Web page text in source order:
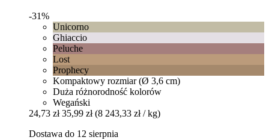
-31%
Unicorno
Ghiaccio
Peluche
Lost
Prophecy
Kompaktowy rozmiar (Ø 3,6 cm)
Duża różnorodność kolorów
Wegański
24,73 zł 35,99 zł (8 243,33 zł / kg)
Dostawa do 12 sierpnia